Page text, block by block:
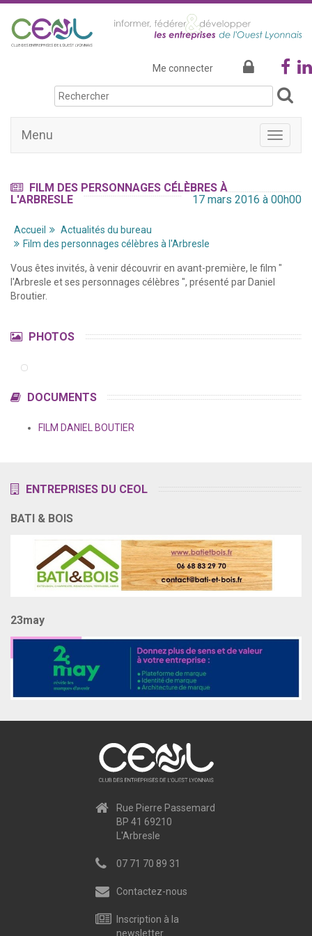
Me connecter
la
Menu
FILM DES PERSONNAGES CÉLÈBRES À
L'ARBRESLE
17 mars 2016 à 00h00
Accueil
Actualités du bureau
Film des personnages célèbres à l'Arbresle
Vous êtes invités, à venir découvrir en avant-première, le film "
l'Arbresle et ses personnages célèbres ", présenté par Daniel
Broutier.
PHOTOS
DOCUMENTS
FILM DANIEL BOUTIER
ENTREPRISES DU CEOL
BATI & BOIS
23may
Rue Pierre Passemard
BP 41 69210
L'Arbresle
07 71 70 89 31
Contactez-nous
Inscription à la
newsletter